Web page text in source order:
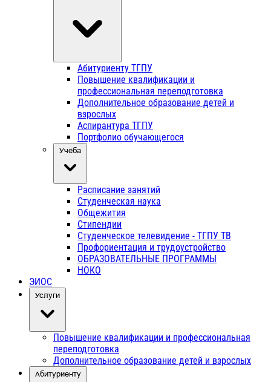
Абитуриенту ТГПУ
Повышение квалификации и
профессиональная переподготовка
Дополнительное образование детей и
взрослых
Аспирантура ТГПУ
Портфолио обучающегося
Учёба
Расписание занятий
Студенческая наука
Общежития
Стипендии
Студенческое телевидение - ТГПУ ТВ
Профориентация и трудоустройство
ОБРАЗОВАТЕЛЬНЫЕ ПРОГРАММЫ
НОКО
ЭИОС
Услуги
Повышение квалификации и профессиональная
переподготовка
Дополнительное образование детей и взрослых
Абитуриенту